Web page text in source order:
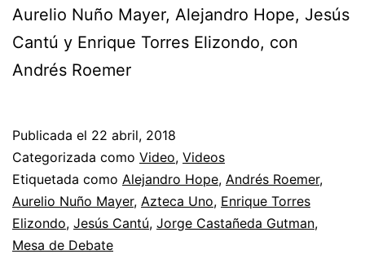
Aurelio Nuño Mayer, Alejandro Hope, Jesús
Cantú y Enrique Torres Elizondo, con
Andrés Roemer
Publicada el 22 abril, 2018
Categorizada como Video, Videos
Etiquetada como Alejandro Hope, Andrés Roemer,
Aurelio Nuño Mayer, Azteca Uno, Enrique Torres
Elizondo, Jesús Cantú, Jorge Castañeda Gutman,
Mesa de Debate